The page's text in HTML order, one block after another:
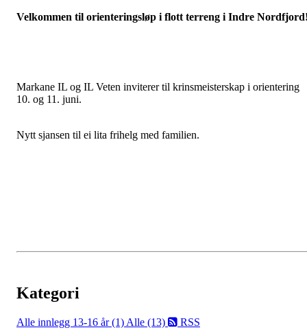
Velkommen til orienteringsløp i flott terreng i Indre
Markane IL og IL Veten inviterer til krinsmeisterskap i orientering
10. og 11. juni.
Nytt sjansen til ei lita frihelg med familien.
Kategori
Alle innlegg 13-16 år (1) Alle (13) RSS